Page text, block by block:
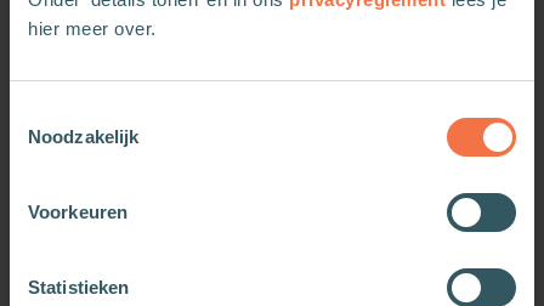
hier meer over.
Noodzakelijk
Voorkeuren
Statistieken
Meer van deze auteur